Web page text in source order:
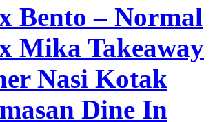
Bento – Normal
Mika Takeaway
Nasi Kotak
Dine In